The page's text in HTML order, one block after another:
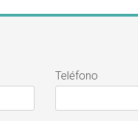
Teléfono